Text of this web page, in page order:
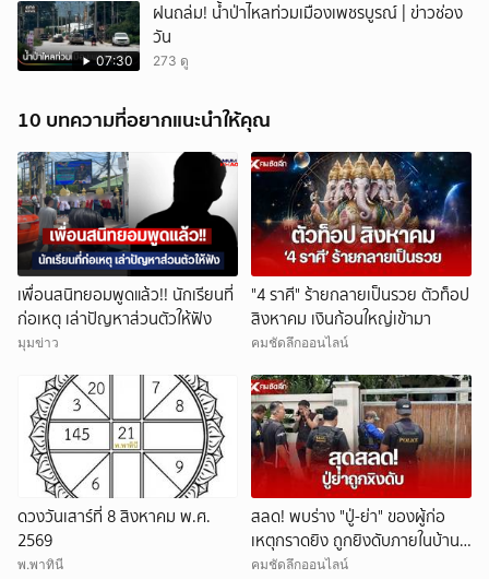
07:30
ฝนถล่ม! น้ำป่าไหลท่วมเมืองเพชรบูรณ์ | ข่าวช่อง
วัน
273 ดู
10 บทความที่อยากแนะนำให้คุณ
เพื่อนสนิทยอมพูดแล้ว!! นักเรียนที่
ก่อเหตุ เล่าปัญหาส่วนตัวให้ฟัง
มุมข่าว
"4 ราศี" ร้ายกลายเป็นรวย ตัวท็อป
สิงหาคม เงินก้อนใหญ่เข้ามา
คมชัดลึกออนไลน์
ดวงวันเสาร์ที่ 8 สิงหาคม พ.ศ.
2569
พ.พาทินี
สลด! พบร่าง "ปู่-ย่า" ของผู้ก่อ
เหตุกราดยิง ถูกยิงดับภายในบ้าน
พัก
คมชัดลึกออนไลน์